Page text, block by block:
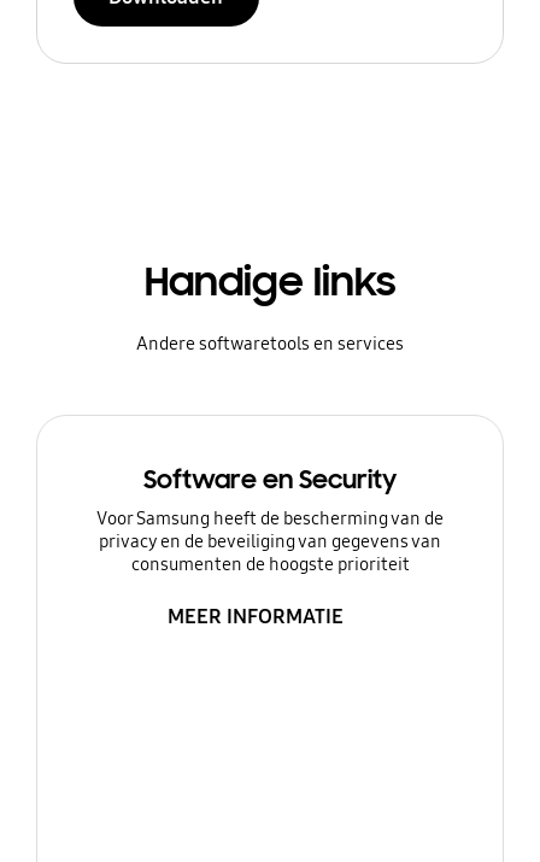
Handige links
Andere softwaretools en services
Software en Security
Voor Samsung heeft de bescherming van de
privacy en de beveiliging van gegevens van
consumenten de hoogste prioriteit
MEER INFORMATIE